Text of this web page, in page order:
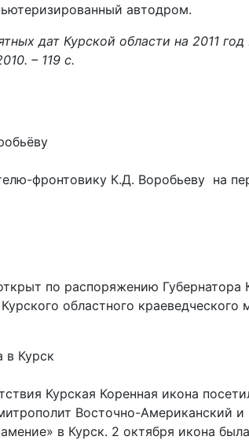
автодром.
дат Курской области на 2011 год
– 119 с.
фронтовику К.Д. Воробьеву на
по распоряжению
областного краеведческого
в Курск
Курская Коренная икона
Восточно-Американский
в Курск. 2 октября икона